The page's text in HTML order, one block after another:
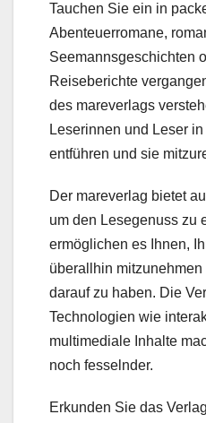
Tauchen Sie ein in
Abenteuerromane,
Seemannsgeschichten
Reiseberichte
des mareverlags
Leserinnen und Leser
entführen und sie
Der mareverlag bietet
um den Lesegenuss zu
ermöglichen es Ihnen,
überallhin
darauf zu haben. Die
Technologien wie
multimediale Inhalte
noch fesselnder.
Erkunden Sie das